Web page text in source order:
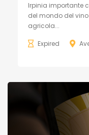
Irpinia importante
del mondo del
agricola...
Expired